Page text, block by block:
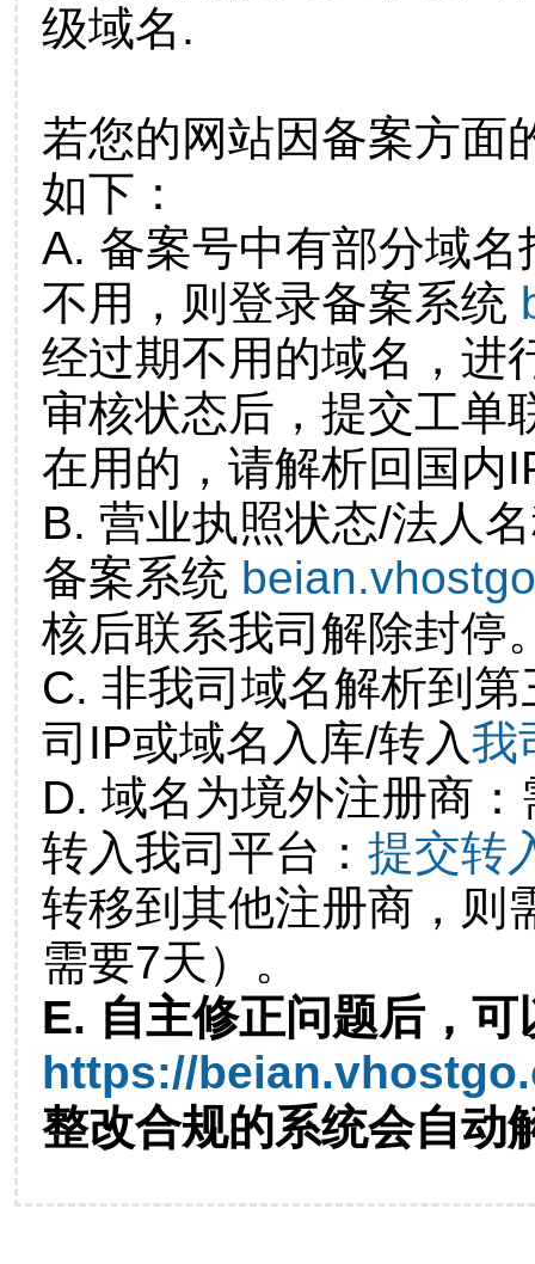
级域名.
若您的网站因备案方面
如下：
A. 备案号中有部分域
不用，则登录备案系统
经过期不用的域名，进
审核状态后，提交工单
在用的，请解析回国内
B. 营业执照状态/法人
备案系统
核后联系我司解除封停
C. 非我司域名解析到
司IP或域名入库/转入我
D. 域名为境外注册商
转入我司平台： 提交转
转移到其他注册商，则
需要7天）。
E. 自主修正问题后，可
https://
整改合规的系统会自动